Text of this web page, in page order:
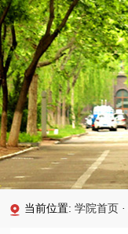
当前位置:学院首页 ·